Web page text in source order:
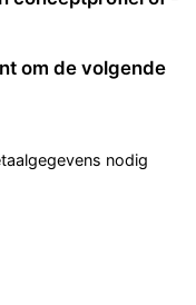
om de volgende
nodig